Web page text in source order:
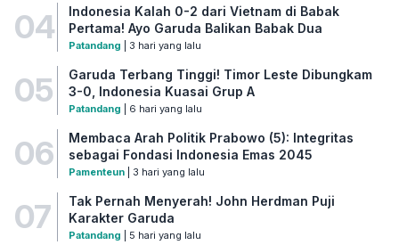
04
Indonesia Kalah 0-2 dari Vietnam di Babak
Pertama! Ayo Garuda Balikan Babak Dua
Patandang | 3 hari yang lalu
05
Garuda Terbang Tinggi! Timor Leste Dibungkam
3-0, Indonesia Kuasai Grup A
Patandang | 6 hari yang lalu
06
Membaca Arah Politik Prabowo (5): Integritas
sebagai Fondasi Indonesia Emas 2045
Pamenteun| 3 hari yang lalu
07
Tak Pernah Menyerah! John Herdman Puji
Karakter Garuda
Patandang | 5 hari yang lalu